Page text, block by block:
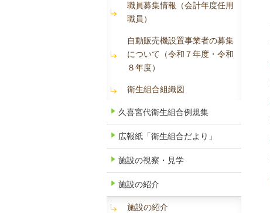
職員募集情報（会計年度任用
職員）
自動販売機設置事業者の募集
について（令和７年度・令和
８年度）
衛生組合組織図
久喜宮代衛生組合例規集
広報紙「衛生組合だより」
施設の視察・見学
施設の紹介
施設の紹介